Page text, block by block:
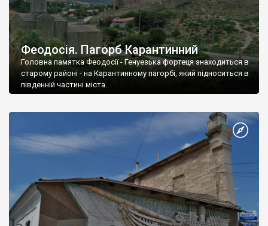
Феодосія. Пагорб Карантинний
Головна памятка Феодосії - Генуезька фортеця знаходиться в
старому районі - на Карантинному пагорбі, який підноситься в
південній частині міста.